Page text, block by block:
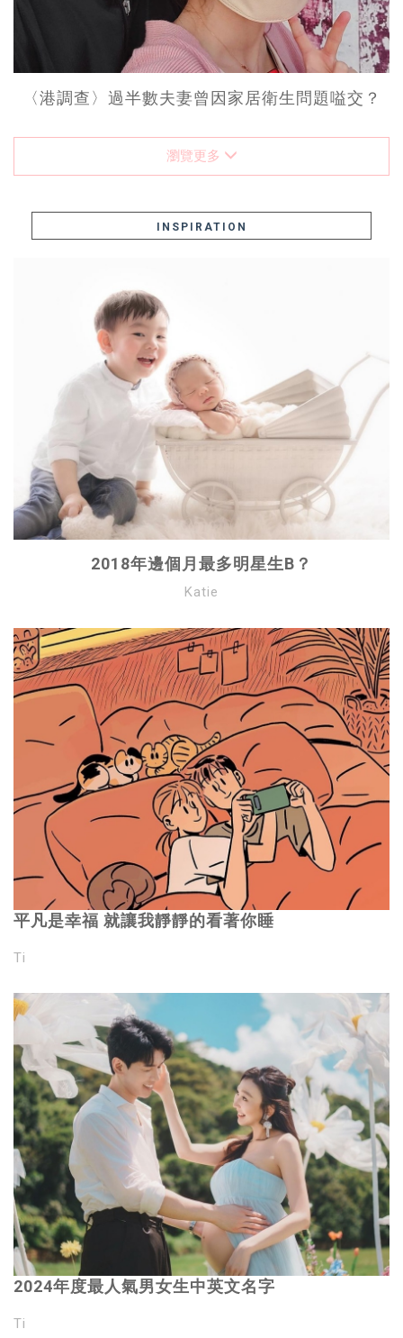
〈港調查〉過半數夫妻曾因家居衛生問題嗌交？
瀏覽更多
INSPIRATION
2018年邊個月最多明星生B？
Katie
平凡是幸福 就讓我靜靜的看著你睡
Ti
2024年度最人氣男女生中英文名字
Ti